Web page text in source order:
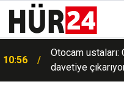
10:56
Otocam ustaları:
davetiye